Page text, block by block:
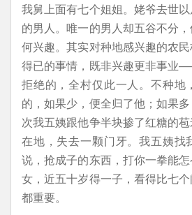
我舅上面有七个姐姐。姥爷去世
的男人。唯一的男人却五谷不分
何兴趣。其实对种地感兴趣的农
得已的事情，既非兴趣更非事业
拒绝的，全村仅此一人。不种地
的，如果少，便全归了他；如果
次我五姨跟他争半块掺了红糖的
在地，失去一颗门牙。我五姨找
说，抢成子的东西，打你一拳能
女，近五十岁得一子，看得比七
都重要。